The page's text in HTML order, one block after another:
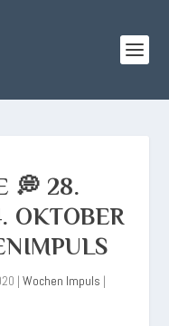
💭 28.
OKTOBER
| Wochen Impuls |